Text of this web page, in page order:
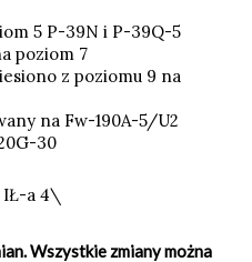
5 P-39N i P-39Q-5
poziom 7
z poziomu 9 na
na Fw-190A-5/U2
30
IŁ-a 4\
Wszystkie zmiany można